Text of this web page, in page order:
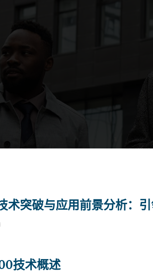
术突破与应用前景分析：
技术概述